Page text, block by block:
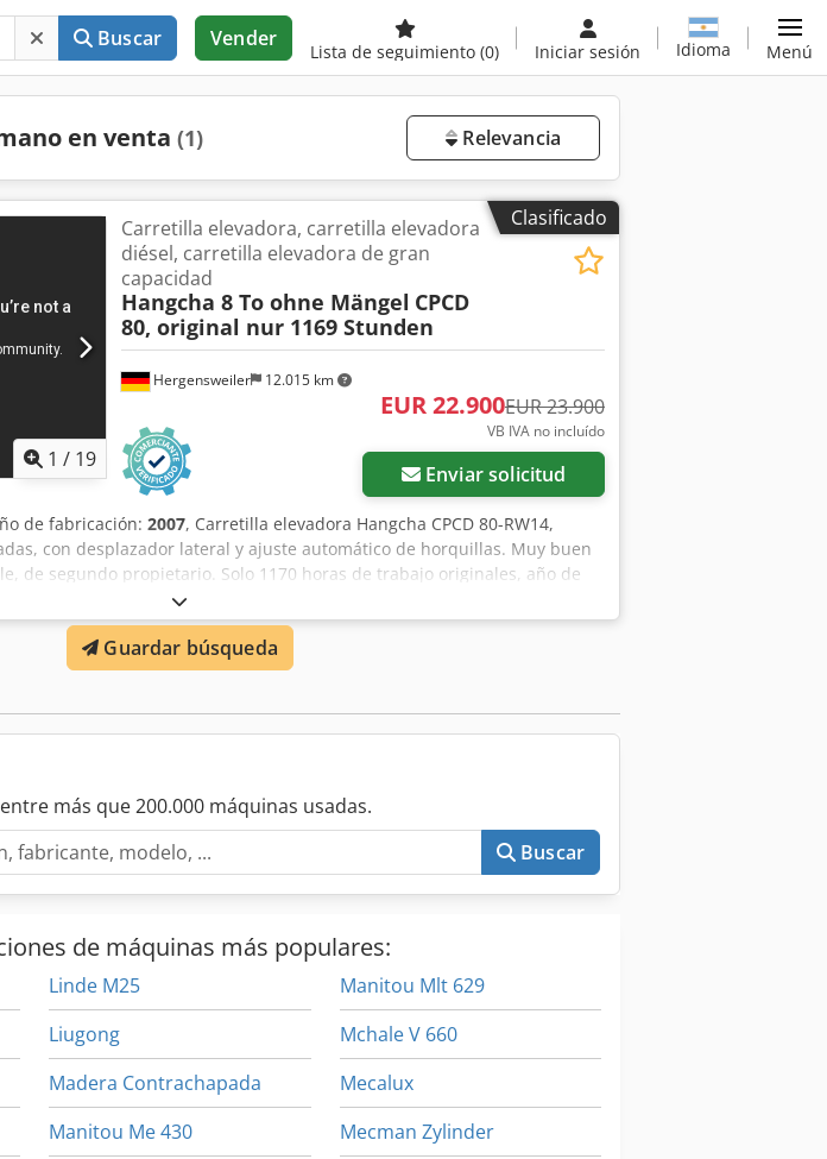
Buscar Vender
Lista de seguimiento (0) Iniciar sesión Idioma Menú
en venta (1) Relevancia
Clasificado
1 / 19
Hergensweiler 12.015 km
Carretilla elevadora, carretilla elevadora
diésel, carretilla elevadora de gran
capacidad
Hangcha 8 To ohne Mängel CPCD
80, original nur 1169 Stunden
EUR 22.900EUR 23.900
VB IVA no incluído
Enviar solicitud
de fabricación: 2007, Carretilla elevadora Hangcha CPCD 80-RW14,
con desplazador lateral y ajuste automático de horquillas. Muy buen
de segundo propietario. Solo 1170 horas de trabajo originales, año de
6 cilindros, seco y perfecto. El motor arranca inmediatamente incluso a
traseros nuevos. Altura de elevación 4 m, altura constructiva 3,2
incluye prolongadores de horquilla de 2,8 m. Iluminación, intermitentes,
calefacción, todo funciona. Peso propio 11.490 kg. Csdpeyk Hwvefx
Guardar búsqueda
más que 200.000 máquinas usadas.
Buscar
de máquinas más populares:
Linde M25
Liugong
Madera Contrachapada
Manitou Me 430
Manitou Mlt 629
Mchale V 660
Mecalux
Mecman Zylinder